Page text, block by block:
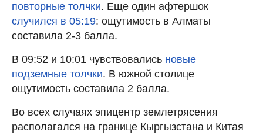
повторные толчки. Еще один афтершок
случился в 05:19: ощутимость в Алматы
составила 2-3 балла.
В 09:52 и 10:01 чувствовались новые
подземные толчки. В южной столице
ощутимость составила 2 балла.
Во всех случаях эпицентр землетрясения
располагался на границе Кыргызстана и Китая